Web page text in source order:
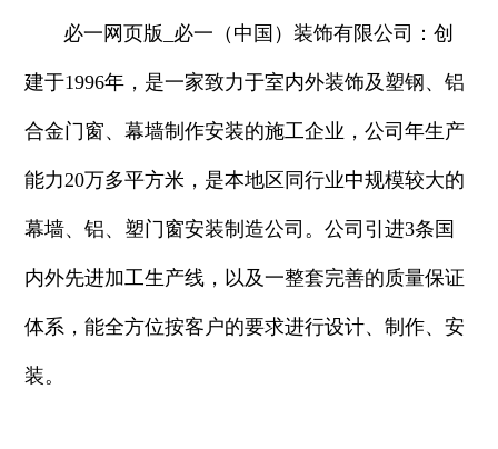
必一网页版_必一（中国）装饰有限公司：创
建于1996年，是一家致力于室内外装饰及塑钢、铝
合金门窗、幕墙制作安装的施工企业，公司年生产
能力20万多平方米，是本地区同行业中规模较大的
幕墙、铝、塑门窗安装制造公司。公司引进3条国
内外先进加工生产线，以及一整套完善的质量保证
体系，能全方位按客户的要求进行设计、制作、安
装。